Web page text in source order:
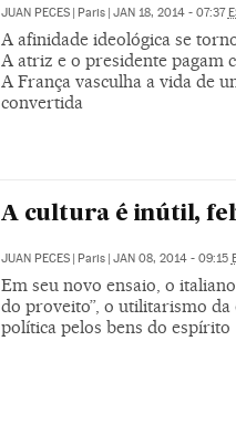
JUAN PECES Paris JAN 18, 2014 - 07:37
A afinidade ideológica se
A atriz e o presidente pagam
A França vasculha a vida de
convertida
A cultura é inútil,
JUAN PECES Paris JAN 08, 2014 - 09:15
Em seu novo ensaio, o
do proveito”, o utilitarismo da
política pelos bens do espírito